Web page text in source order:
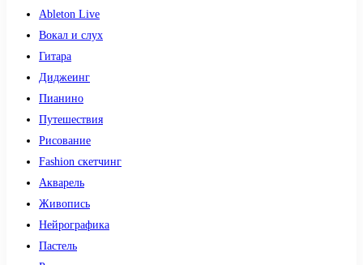
Ableton Live
Вокал и слух
Гитара
Диджеинг
Пианино
Путешествия
Рисование
Fashion скетчинг
Акварель
Живопись
Нейрографика
Пастель